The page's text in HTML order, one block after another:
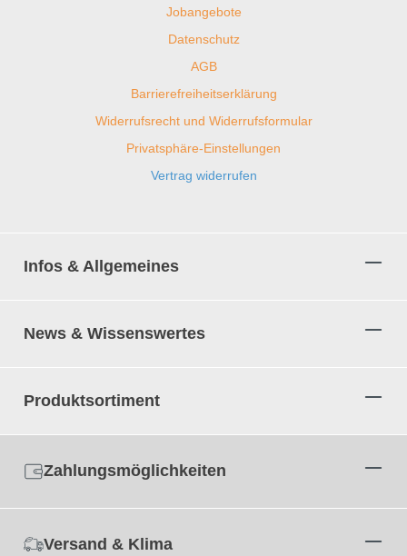
Jobangebote
Datenschutz
AGB
Barrierefreiheitserklärung
Widerrufsrecht und Widerrufsformular
Privatsphäre-Einstellungen
Vertrag widerrufen
Infos & Allgemeines
News & Wissenswertes
Produktsortiment
Zahlungsmöglichkeiten
Versand & Klima